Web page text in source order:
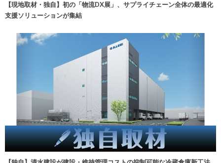
【現地取材・独自】初の「物流DX展」、サプライチェーン全体の最適化
支援ソリューションが集結